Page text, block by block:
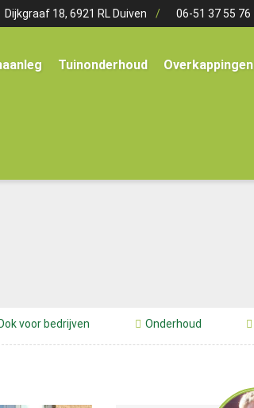
Dijkgraaf 18, 6921 RL Duiven 06-51 37 55 76
Tuinonderhoud Overkappingen
voor bedrijven Onderhoud